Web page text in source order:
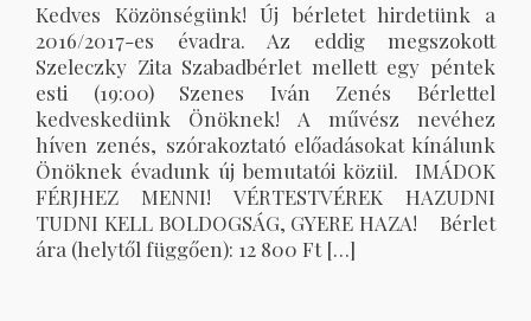
Kedves Közönségünk! Új bérletet hirdetünk a
2016/2017-es évadra. Az eddig megszokott
Szeleczky Zita Szabadbérlet mellett egy péntek
esti (19:00) Szenes Iván Zenés Bérlettel
kedveskedünk Önöknek! A művész nevéhez
híven zenés, szórakoztató előadásokat kínálunk
Önöknek évadunk új bemutatói közül. IMÁDOK
FÉRJHEZ MENNI! VÉRTESTVÉREK HAZUDNI
TUDNI KELL BOLDOGSÁG, GYERE HAZA! Bérlet
ára (helytől függően): 12 800 Ft […]